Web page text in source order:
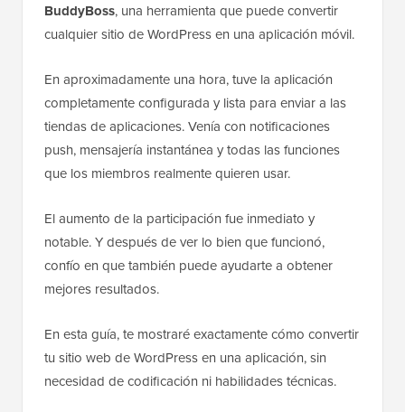
BuddyBoss, una herramienta que puede convertir
cualquier sitio de WordPress en una aplicación móvil.
En aproximadamente una hora, tuve la aplicación
completamente configurada y lista para enviar a las
tiendas de aplicaciones. Venía con notificaciones
push, mensajería instantánea y todas las funciones
que los miembros realmente quieren usar.
El aumento de la participación fue inmediato y
notable. Y después de ver lo bien que funcionó,
confío en que también puede ayudarte a obtener
mejores resultados.
En esta guía, te mostraré exactamente cómo convertir
tu sitio web de WordPress en una aplicación, sin
necesidad de codificación ni habilidades técnicas.